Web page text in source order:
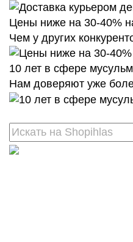
Цены ниже на 30-40%
Чем у других
10 лет в сфере
Нам доверяют уже